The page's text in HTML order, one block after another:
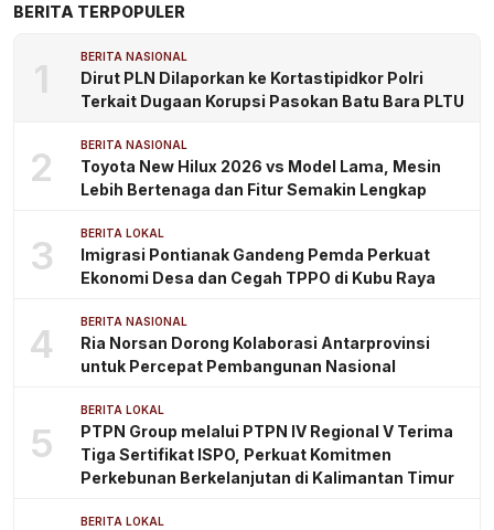
BERITA TERPOPULER
1 BERITA NASIONAL
Dirut PLN Dilaporkan ke Kortastipidkor Polri
Terkait Dugaan Korupsi Pasokan Batu Bara PLTU
2 BERITA NASIONAL
Toyota New Hilux 2026 vs Model Lama, Mesin
Lebih Bertenaga dan Fitur Semakin Lengkap
3 BERITA LOKAL
Imigrasi Pontianak Gandeng Pemda Perkuat
Ekonomi Desa dan Cegah TPPO di Kubu Raya
4 BERITA NASIONAL
Ria Norsan Dorong Kolaborasi Antarprovinsi
untuk Percepat Pembangunan Nasional
5
BERITA LOKAL
PTPN Group melalui PTPN IV Regional V Terima
Tiga Sertifikat ISPO, Perkuat Komitmen
Perkebunan Berkelanjutan di Kalimantan Timur
BERITA LOKAL